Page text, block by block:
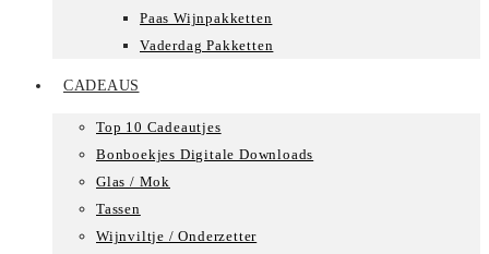
Paas Wijnpakketten
Vaderdag Pakketten
CADEAUS
Top 10 Cadeautjes
Bonboekjes Digitale Downloads
Glas / Mok
Tassen
Wijnviltje / Onderzetter